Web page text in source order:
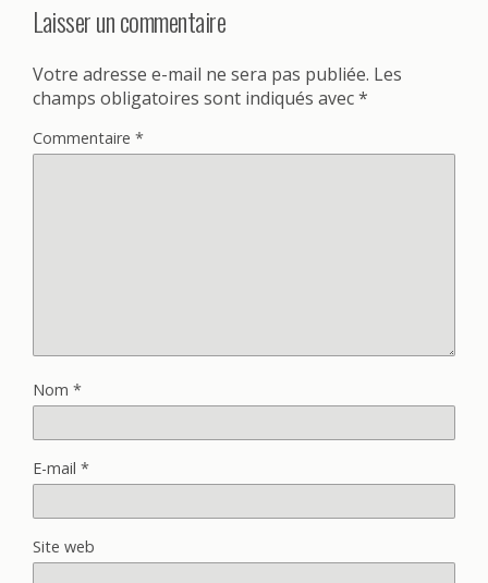
Laisser un commentaire
Votre adresse e-mail ne sera pas publiée. Les
champs obligatoires sont indiqués avec*
Commentaire *
Nom *
E-mail *
Site web